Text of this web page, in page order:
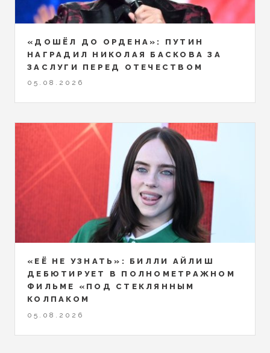
«ДОШЁЛ ДО ОРДЕНА»: ПУТИН
НАГРАДИЛ НИКОЛАЯ БАСКОВА ЗА
ЗАСЛУГИ ПЕРЕД ОТЕЧЕСТВОМ
05.08.2026
«ЕЁ НЕ УЗНАТЬ»: БИЛЛИ АЙЛИШ
ДЕБЮТИРУЕТ В ПОЛНОМЕТРАЖНОМ
ФИЛЬМЕ «ПОД СТЕКЛЯННЫМ
КОЛПАКОМ
05.08.2026